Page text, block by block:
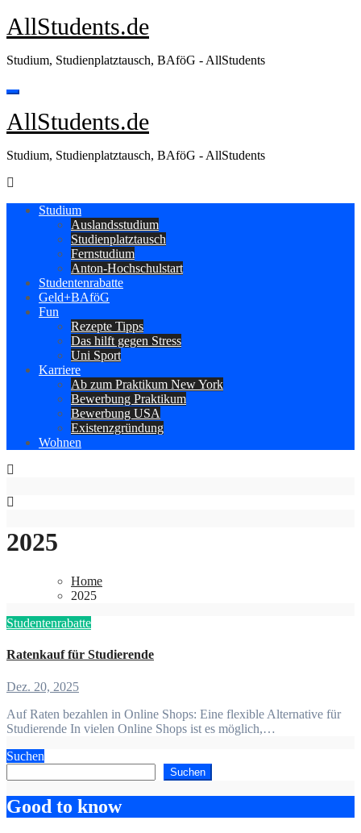
Zum
Inhalt
AllStudents.de
Studium, Studienplatztausch, BAföG - AllStudents
AllStudents.de
Studium, Studienplatztausch, BAföG - AllStudents
Studium
Auslandsstudium
Studienplatztausch
Fernstudium
Anton-Hochschulstart
Studentenrabatte
Geld+BAföG
Fun
Rezepte Tipps
Das hilft gegen Stress
Uni Sport
Karriere
Ab zum Praktikum New York
Bewerbung Praktikum
Bewerbung USA
Existenzgründung
Wohnen
2025
Home
2025
Studentenrabatte
Ratenkauf für Studierende
Dez. 20, 2025
Auf Raten bezahlen in Online Shops: Eine flexible Alternative für
Studierende In vielen Online Shops ist es möglich,…
Suchen
Suchen
Good to know